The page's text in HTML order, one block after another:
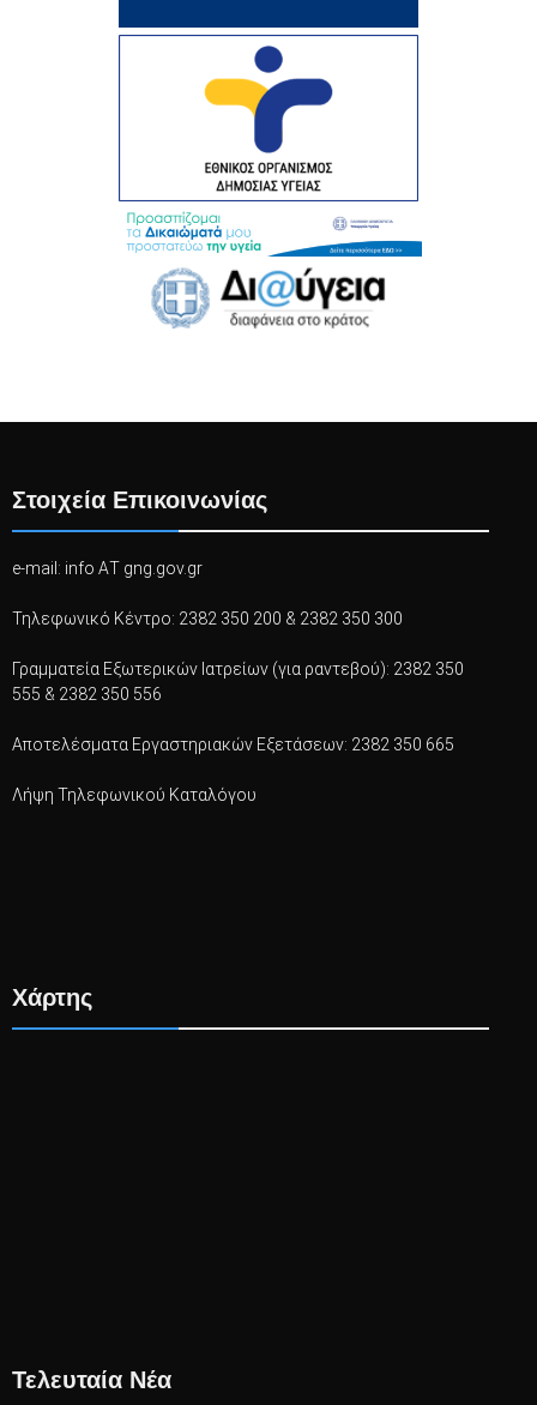
Στοιχεία Επικοινωνίας
e-mail: info ΑΤ gng.gov.gr
Τηλεφωνικό Κέντρο: 2382 350 200 & 2382 350 300
Γραμματεία Εξωτερικών Ιατρείων (για ραντεβού): 2382 350
555 & 2382 350 556
Αποτελέσματα Εργαστηριακών Εξετάσεων: 2382 350 665
Λήψη Τηλεφωνικού Καταλόγου
Χάρτης
Τελευταία Νέα